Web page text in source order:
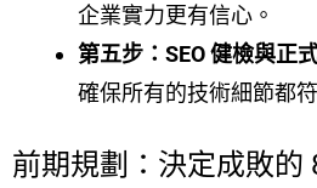
企業實力更有信心。
第五步：SEO 健檢與正
確保所有的技術細節都
前期規劃：決定成敗的